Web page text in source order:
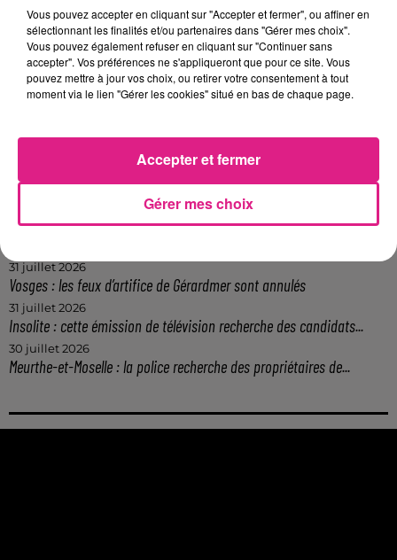
FIL ACTUS
5 août 2026
Casting de Woof : l'Euro-Métropole de Metz part à la recherche de...
4 août 2026
Officiel : le lac de Madine reporte son feu d’artifice
4 août 2026
Eclipse Solaire du 12 août : où voir ce phénomène en Lorraine ?
31 juillet 2026
31 juillet 2026
Vosges : les feux d’artifice de Gérardmer sont annulés
31 juillet 2026
Insolite : cette émission de télévision recherche des candidats...
30 juillet 2026
Meurthe-et-Moselle : la police recherche des propriétaires de...
Vous pouvez accepter en cliquant sur "Accepter et fermer", ou affiner en
sélectionnant les finalités et/ou partenaires dans "Gérer mes choix".
Vous pouvez également refuser en cliquant sur "Continuer sans
accepter". Vos préférences ne s'appliqueront que pour ce site. Vous
pouvez mettre à jour vos choix, ou retirer votre consentement à tout
moment via le lien "Gérer les cookies" situé en bas de chaque page.
Gérer mes choix
Accepter et fermer